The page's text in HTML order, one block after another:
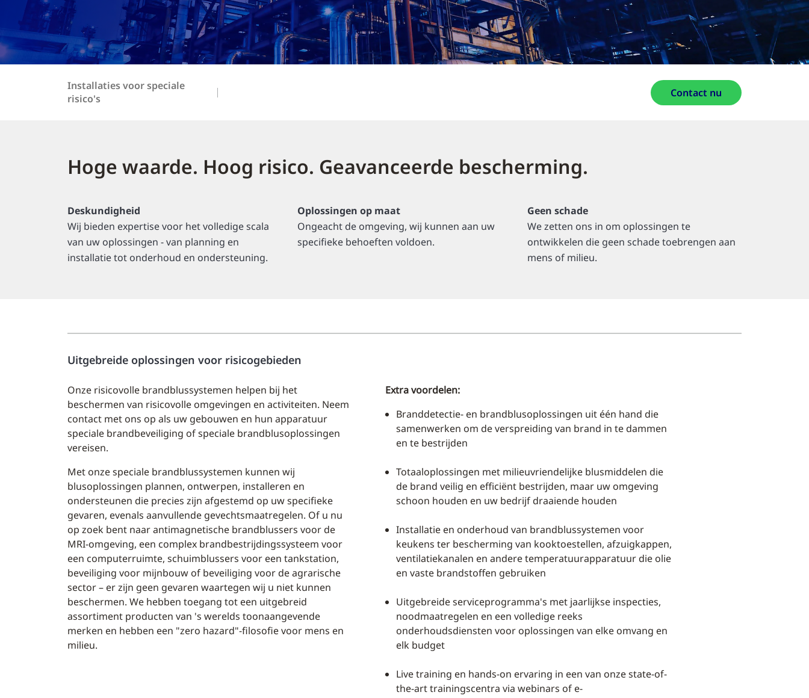
Installaties voor speciale
risico's
Contact nu
Hoge waarde. Hoog risico. Geavanceerde bescherming.
Deskundigheid
Wij bieden expertise voor het volledige scala
van uw oplossingen - van planning en
installatie tot onderhoud en ondersteuning.
Oplossingen op maat
Ongeacht de omgeving, wij kunnen aan uw
specifieke behoeften voldoen.
Geen schade
We zetten ons in om oplossingen te
ontwikkelen die geen schade toebrengen aan
mens of milieu.
Uitgebreide oplossingen voor risicogebieden
Onze risicovolle brandblussystemen helpen bij het
beschermen van risicovolle omgevingen en activiteiten. Neem
contact met ons op als uw gebouwen en hun apparatuur
speciale brandbeveiliging of speciale brandblusoplossingen
vereisen.
Met onze speciale brandblussystemen kunnen wij
blusoplossingen plannen, ontwerpen, installeren en
ondersteunen die precies zijn afgestemd op uw specifieke
gevaren, evenals aanvullende gevechtsmaatregelen. Of u nu
op zoek bent naar antimagnetische brandblussers voor de
MRI-omgeving, een complex brandbestrijdingssysteem voor
een computerruimte, schuimblussers voor een tankstation,
beveiliging voor mijnbouw of beveiliging voor de agrarische
sector – er zijn geen gevaren waartegen wij u niet kunnen
beschermen. We hebben toegang tot een uitgebreid
assortiment producten van 's werelds toonaangevende
merken en hebben een "zero hazard"-filosofie voor mens en
milieu.
Extra voordelen:
Branddetectie- en brandblusoplossingen uit één hand die
samenwerken om de verspreiding van brand in te dammen
en te bestrijden
Totaaloplossingen met milieuvriendelijke blusmiddelen die
de brand veilig en efficiënt bestrijden, maar uw omgeving
schoon houden en uw bedrijf draaiende houden
Installatie en onderhoud van brandblussystemen voor
keukens ter bescherming van kooktoestellen, afzuigkappen,
ventilatiekanalen en andere temperatuurapparatuur die olie
en vaste brandstoffen gebruiken
Uitgebreide serviceprogramma's met jaarlijkse inspecties,
noodmaatregelen en een volledige reeks
onderhoudsdiensten voor oplossingen van elke omvang en
elk budget
Live training en hands-on ervaring in een van onze state-of-
the-art trainingscentra via webinars of e-